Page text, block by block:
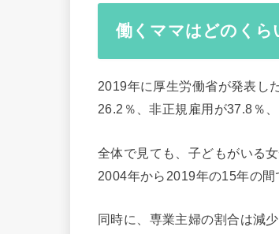
働くママはどのくら
2019年に厚生労働省が発表し
26.2％、非正規雇用が37.8％
全体で見ても、子どもがいる
2004年から2019年の15年の間
同時に、専業主婦の割合は減